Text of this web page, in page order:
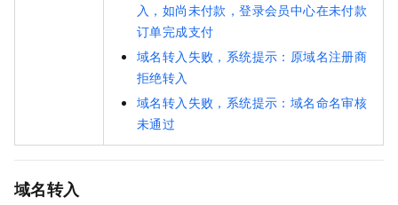
入，如尚未付款，登录会员中心在未付款
订单完成支付
域名转入失败，系统提示：原域名注册商
拒绝转入
域名转入失败，系统提示：域名命名审核
未通过
域名转入